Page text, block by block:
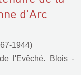
d'Arc
1944)
l'Evêché. Blois-